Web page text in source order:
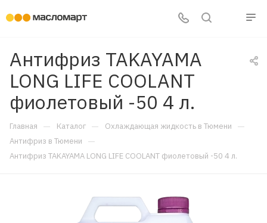
Антифриз TAKAYAMA
LONG LIFE COOLANT
фиолетовый -50 4 л.
Главная — Каталог — Охлаждающая жидкость в Тюмени —
Антифриз в Тюмени —
Антифриз TAKAYAMA LONG LIFE COOLANT фиолетовый -50 4 л.